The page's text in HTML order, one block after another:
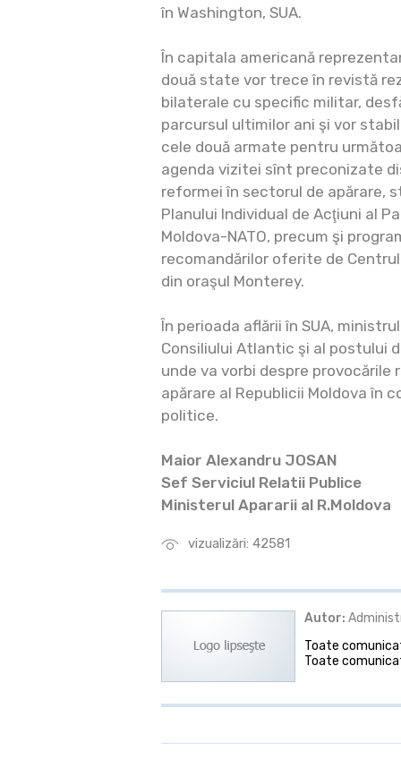
vizualizări: 42581
în Washington, SUA.
În capitala americană
două state vor trece în revistă
bilaterale cu specific militar,
parcursul ultimilor ani şi vor
cele două armate pentru
agenda vizitei sînt preconizate
reformei în sectorul de apărare,
Planului Individual de Acţiuni al
Moldova-NATO, precum şi
recomandărilor oferite de
din oraşul Monterey.
În perioada aflării în SUA,
Consiliului Atlantic şi al postului
unde va vorbi despre
apărare al Republicii Moldova în
politice.
Maior Alexandru JOSAN
Sef Serviciul Relatii Publice
Ministerul Apararii al R.Moldova
Autor:
Toate
Toate